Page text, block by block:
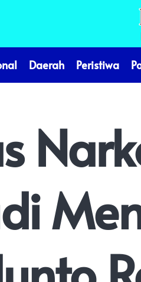
Daerah Peristiwa